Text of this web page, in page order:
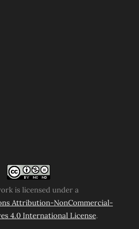
is licensed under a
Attribution-NonCommercial-
4.0 International License.